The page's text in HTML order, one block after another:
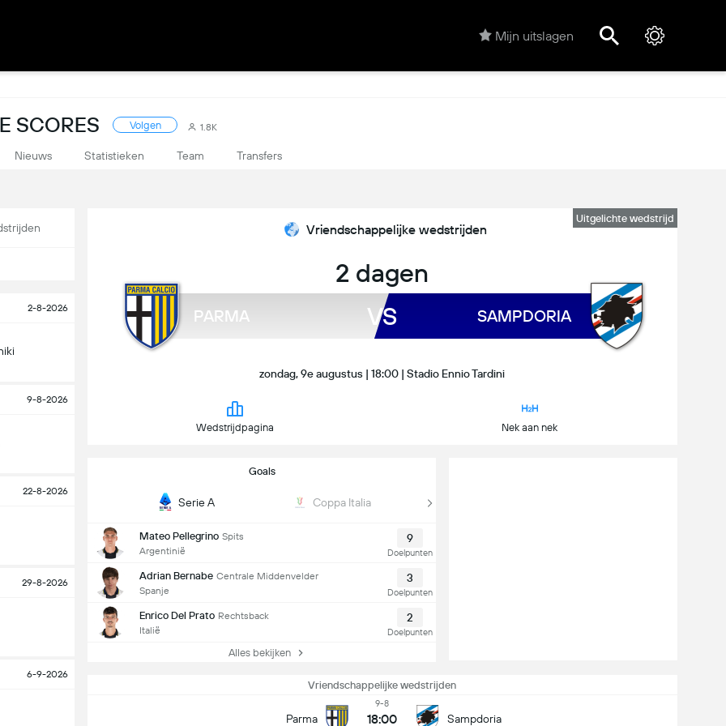
Mijn uitslagen
SCORES Volgen 1.8K
Nieuws Statistieken Team Transfers
2-8-2026
9-8-2026
22-8-2026
29-8-2026
6-9-2026
Uitgelichte wedstrijd
Vriendschappelijke wedstrijden
2 dagen
PARMA VS SAMPDORIA
zondag, 9e augustus | 18:00 | Stadio Ennio Tardini
Wedstrijdpagina Nek aan nek
Goals
Serie A Coppa Italia
Mateo Pellegrino Spits
Argentinië
9
Doelpunten
Adrian Bernabe Centrale Middenvelder
Spanje
3
Doelpunten
Enrico Del Prato Rechtsback
Italië
2
Doelpunten
Alles bekijken
Vriendschappelijke wedstrijden
Parma
9-8
18:00 Sampdoria